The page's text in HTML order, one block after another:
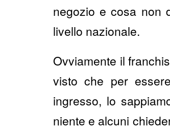
negozio e cosa non
livello nazionale.
Ovviamente il
visto che per
ingresso, lo
niente e alcuni